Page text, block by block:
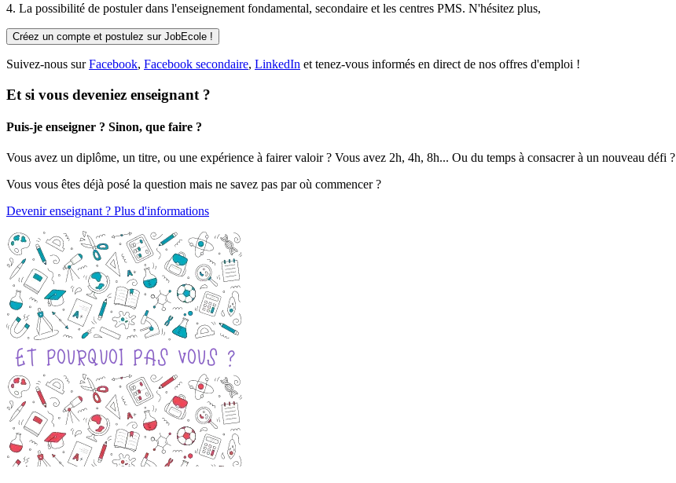
4. La possibilité de postulerdans l'enseignement fondamental, secondaire et les centres PMS. N'hésitez plus,
Créez un compte et postulez sur JobEcole !
Suivez-nous surFacebook, Facebook secondaire, LinkedIn et tenez-vous informés en direct de nos offres d'emploi !
Et si vous deveniez enseignant ?
Puis-je enseigner ? Sinon, que faire ?
Vous avez un diplôme, un titre, ou une expérience à fairer valoir ? Vous avez 2h, 4h, 8h... Ou du temps à consacrer à un nouveau défi ?
Vous vous êtes déjà posé la question mais ne savez pas par où commencer ?
Devenir enseignant ? Plus d'informations